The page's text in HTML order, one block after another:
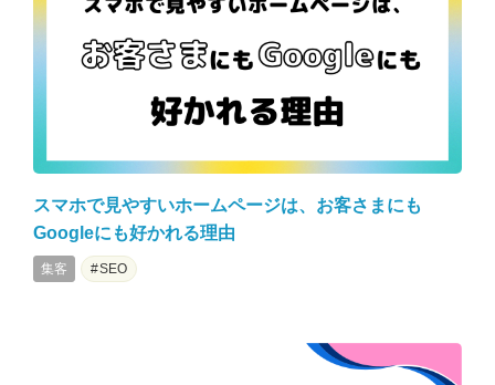
スマホで見やすいホームページは、お客さまにも
Googleにも好かれる理由
集客 SEO